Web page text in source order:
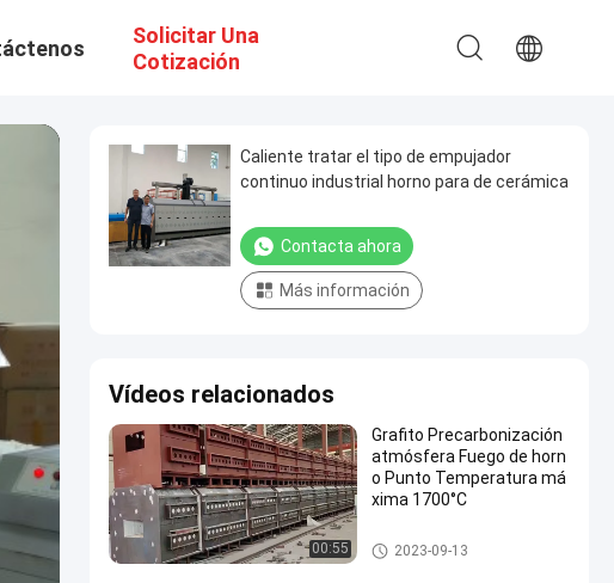
Solicitar Una
Cotización
Caliente tratar el tipo de empujador
continuo industrial horno para de cerámica
Contacta ahora
Más información
Vídeos relacionados
00:55
Grafito Precarbonización
atmósfera Fuego de horn
o Punto Temperatura má
xima 1700°C
Horno de empuje
2023-09-13